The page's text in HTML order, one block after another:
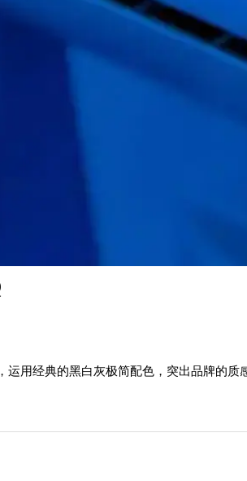
用经典的黑白灰极简配色，突出品牌的